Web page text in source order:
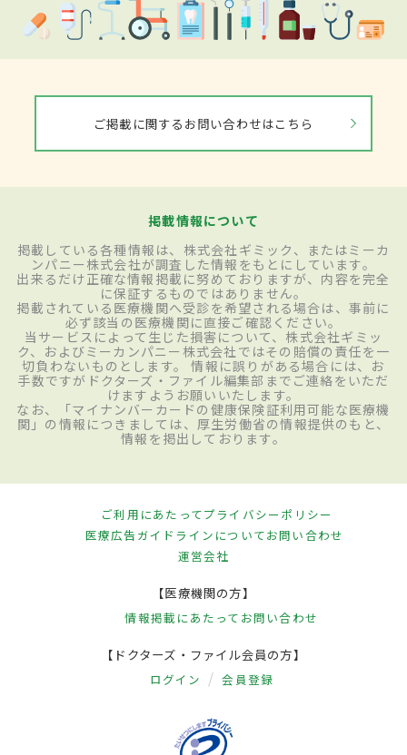
ご掲載に関するお問い合わせはこちら
掲載情報について
掲載している各種情報は、株式会社ギミック、またはミーカ
ンパニー株式会社が調査した情報をもとにしています。
出来るだけ正確な情報掲載に努めておりますが、内容を完全
に保証するものではありません。
掲載されている医療機関へ受診を希望される場合は、事前に
必ず該当の医療機関に直接ご確認ください。
当サービスによって生じた損害について、株式会社ギミッ
ク、およびミーカンパニー株式会社ではその賠償の責任を一
切負わないものとします。 情報に誤りがある場合には、お
手数ですがドクターズ・ファイル編集部までご連絡をいただ
けますようお願いいたします。
なお、「マイナンバーカードの健康保険証利用可能な医療機
関」の情報につきましては、厚生労働省の情報提供のもと、
情報を掲出しております。
ご利用にあたってプライバシーポリシー
医療広告ガイドラインについてお問い合わせ
運営会社
【医療機関の方】
情報掲載にあたって お問い合わせ
【ドクターズ・ファイル会員の方】
ログイン 会員登録